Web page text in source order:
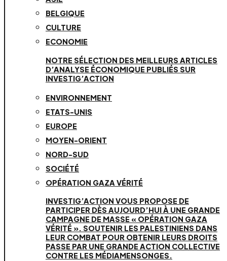
BELGIQUE
CULTURE
ECONOMIE
NOTRE SÉLECTION DES MEILLEURS ARTICLES
D’ANALYSE ÉCONOMIQUE PUBLIÉS SUR
INVESTIG’ACTION
ENVIRONNEMENT
ETATS-UNIS
EUROPE
MOYEN-ORIENT
NORD-SUD
SOCIÉTÉ
OPÉRATION GAZA VÉRITÉ
INVESTIG’ACTION VOUS PROPOSE DE
PARTICIPER DÈS AUJOURD’HUI À UNE GRANDE
CAMPAGNE DE MASSE « OPÉRATION GAZA
VÉRITÉ ». SOUTENIR LES PALESTINIENS DANS
LEUR COMBAT POUR OBTENIR LEURS DROITS
PASSE PAR UNE GRANDE ACTION COLLECTIVE
CONTRE LES MÉDIAMENSONGES.